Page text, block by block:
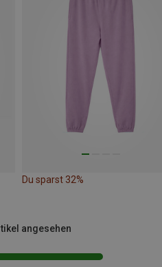
Du sparst 32%
angesehen